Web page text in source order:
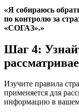
«Я собираюсь
по контролю за
«СОГАЗ».»
Шаг 4:
Изучите правила
применяется для
информацию в